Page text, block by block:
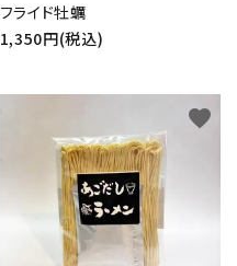
フライド牡蠣
1,350円(税込)
favorite